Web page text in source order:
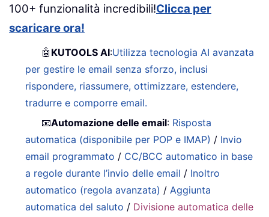
100+ funzionalità incredibili!Clicca per
scaricare ora!
🤖 KUTOOLS AI:Utilizza tecnologia AI avanzata
per gestire le email senza sforzo, inclusi
rispondere, riassumere, ottimizzare, estendere,
tradurre e comporre email.
📧Automazione delle email: Risposta
automatica (disponibile per POP e IMAP) / Invio
email programmato / CC/BCC automatico in base
a regole durante l’invio delle email / Inoltro
automatico (regola avanzata) / Aggiunta
automatica del saluto / Divisione automatica delle